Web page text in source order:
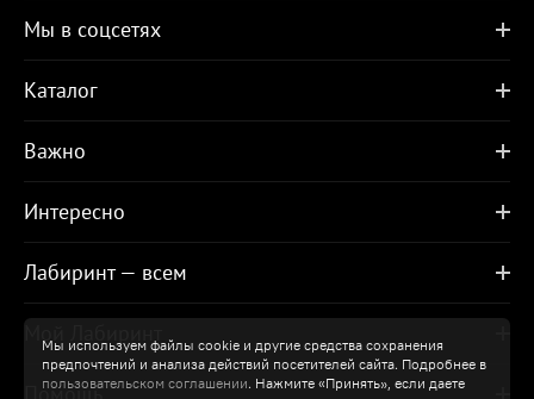
Мы используем файлы cookie и другие средства сохранения
предпочтений и анализа действий посетителей сайта. Подробнее в
пользовательском соглашении. Нажмите «Принять», если даете
Мы в соцсетях
Каталог
Важно
Интересно
Лабиринт — всем